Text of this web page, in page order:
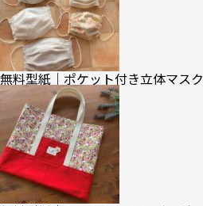
無料型紙｜ポケット付き立体マスク